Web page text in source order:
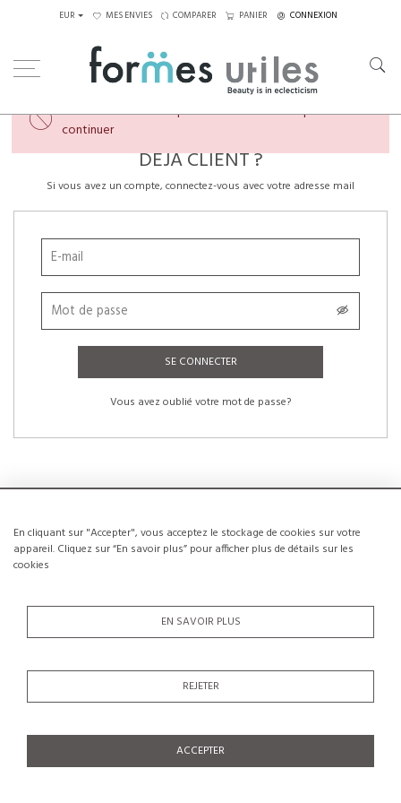
En cliquant sur "Accepter", vous acceptez le stockage de cookies sur votre
appareil. Cliquez sur “En savoir plus” pour afficher plus de détails sur les
cookies
EN SAVOIR PLUS
REJETER
ACCEPTER
EUR MES ENVIES COMPARER PANIER CONNEXION
Veuillez créer un compte ou vous connecter pour
continuer
DÉJÀ CLIENT ?
Si vous avez un compte, connectez-vous avec votre adresse mail
SE CONNECTER
Vous avez oublié votre mot de passe?
NOUVEAUX CLIENTS
La création d’un compte a de nombreux avantages: sauvegarder la liste de vos
CRÉER UN COMPTE